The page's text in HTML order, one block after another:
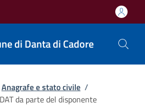
di Danta di Cadore
Anagrafe e stato civile /
da parte del disponente